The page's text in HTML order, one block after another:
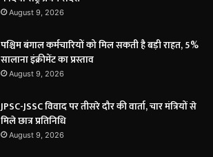
August 9, 2026
पश्चिम बंगाल कर्मचारियों को मिल सकती है बड़ी राहत, 5%
सालाना इंक्रीमेंट का प्रस्ताव
August 9, 2026
JPSC-JSSC विवाद पर तीसरे दौर की वार्ता, चार मंत्रियों से
मिले छात्र प्रतिनिधि
August 9, 2026